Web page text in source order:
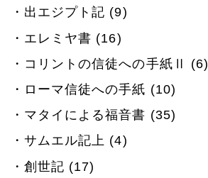
出エジプト記 (9)
エレミヤ書 (16)
コリントの信徒への手紙Ⅱ (6)
ローマ信徒への手紙 (10)
マタイによる福音書 (35)
サムエル記上 (4)
創世記 (17)